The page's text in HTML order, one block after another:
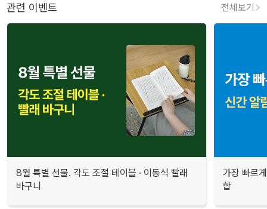
관련 이벤트 전체보기
8월 특별 선물. 각도 조절 테이블 · 이동식 빨래
바구니
가장 빠르
합